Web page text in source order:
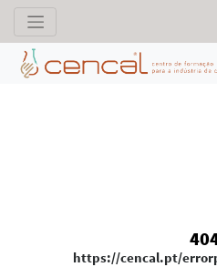
https://cencal.pt/